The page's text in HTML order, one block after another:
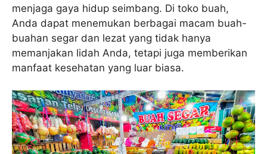
menjaga gaya hidup seimbang. Di toko buah,
Anda dapat menemukan berbagai macam buah-
buahan segar dan lezat yang tidak hanya
memanjakan lidah Anda, tetapi juga memberikan
manfaat kesehatan yang luar biasa.